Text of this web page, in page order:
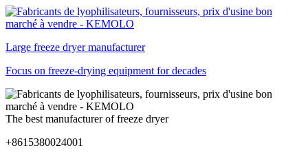
Large freeze dryer manufacturer
Focus on freeze-drying equipment for decades
The best manufacturer of freeze dryer
+8615380024001